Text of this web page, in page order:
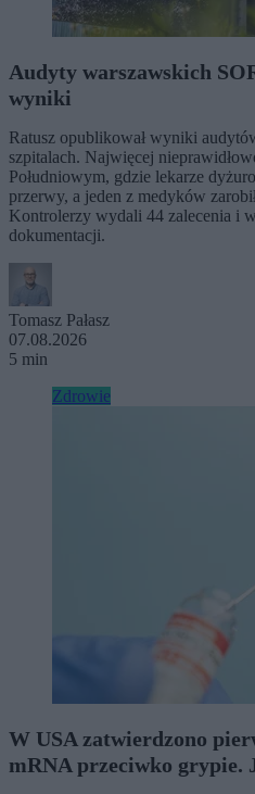
Audyty warszawskich
wyniki
Ratusz opublikował wyniki
szpitalach. Najwięcej
Południowym, gdzie lekarze
przerwy, a jeden z medyków
Kontrolerzy wydali 44 zalecenia i
dokumentacji.
Tomasz Pałasz
07.08.2026
5 min
Zdrowie
W USA zatwierdzono
mRNA przeciwko grypie.